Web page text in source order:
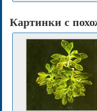
Картинки с